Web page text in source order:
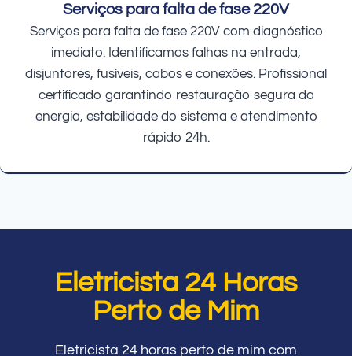
Serviços para falta de fase 220V
Serviços para falta de fase 220V com diagnóstico
imediato. Identificamos falhas na entrada,
disjuntores, fusíveis, cabos e conexões. Profissional
certificado garantindo restauração segura da
energia, estabilidade do sistema e atendimento
rápido 24h.
Eletricista 24 Horas
Perto de Mim
Eletricista 24 horas perto de mim com